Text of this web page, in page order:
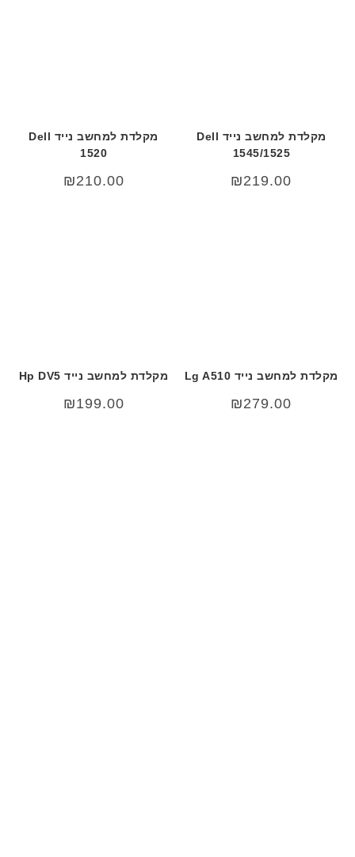
מקלדת למחשב נייד Dell
1545/1525
₪219.00
מקלדת למחשב נייד Dell
1520
₪210.00
מקלדת למחשב נייד Lg A510
₪279.00
מקלדת למחשב נייד Hp DV5
₪199.00